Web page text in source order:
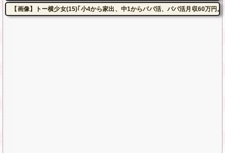
【画像】トー横少女(15)｢小4から家出、中1からパパ活、パパ活月収60万円。